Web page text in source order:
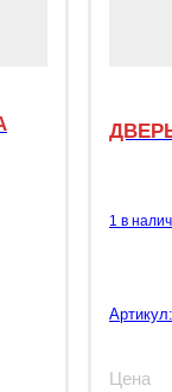
1 в
Артикул:
Цена